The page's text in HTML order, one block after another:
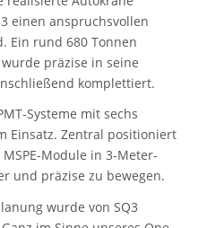
einen anspruchsvollen
Ein rund 680 Tonnen
präzise in seine
komplettiert.
Systeme mit sechs
Einsatz. Zentral positioniert
Module in 3-Meter-
und präzise zu bewegen.
wurde von SQ3